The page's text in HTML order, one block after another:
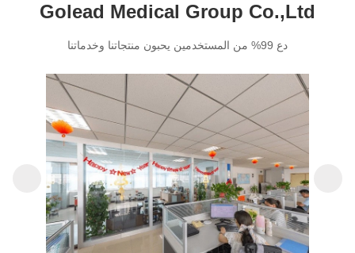
Golead Medical Group Co.,Ltd
دع 99% من المستخدمين يحبون منتجاتنا وخدماتنا